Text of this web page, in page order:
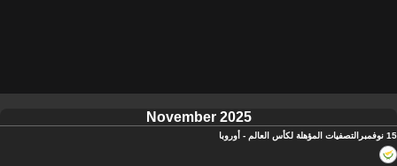
November 2025
15 نوفمبر التصفيات المؤهلة لكأس العالم - أوروبا